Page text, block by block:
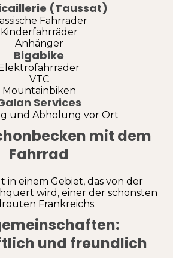
(Taussat)
Fahrräder
Kinderfahrräder
Anhänger
Bigabike
Elektrofahrräder
VTC
Mountainbiken
Services
und Abholung vor Ort
mit dem
Fahrrad
in einem Gebiet, das von der
wird, einer der schönsten
Frankreichs.
und freundlich